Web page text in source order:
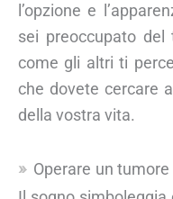
l’opzione e
sei preoccupato
come gli altri ti
che dovete cercare
della vostra vita.
Operare un